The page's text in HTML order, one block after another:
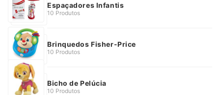
Espaçadores Infantis
10 Produtos
Brinquedos Fisher-Price
10 Produtos
Bicho de Pelúcia
10 Produtos